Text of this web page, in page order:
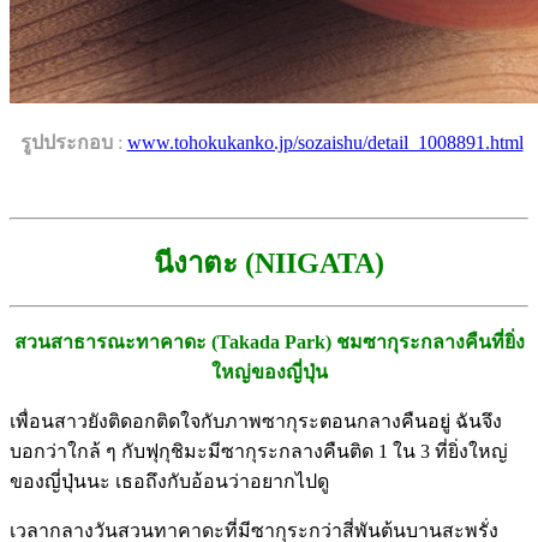
รูปประกอบ: www.tohokukanko.jp/sozaishu/detail_1008891.html
นีงาตะ (NIIGATA)
สวนสาธารณะทาคาดะ (Takada Park) ชมซากุระกลางคืนที่ยิ่ง
ใหญ่ของญี่ปุ่น
เพื่อนสาวยังติดอกติดใจกับภาพซากุระตอนกลางคืนอยู่ ฉันจึง
บอกว่าใกล้ ๆ กับฟุกุชิมะมีซากุระกลางคืนติด 1 ใน 3 ที่ยิ่งใหญ่
ของญี่ปุ่นนะ เธอถึงกับอ้อนว่าอยากไปดู
เวลากลางวันสวนทาคาดะที่มีซากุระกว่าสี่พันต้นบานสะพรั่ง